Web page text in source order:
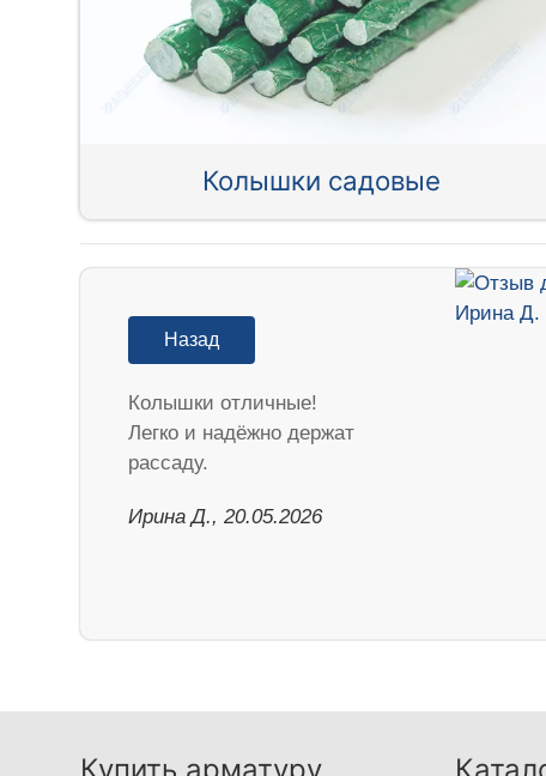
Колышки садовые
Назад
Колышки отличные!
Легко и надёжно держат
рассаду.
Ирина Д., 20.05.2026
Купить арматуру